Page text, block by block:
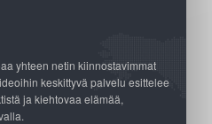
yhteen netin kiinnostavimmat
keskittyvä palvelu esittelee
ja kiehtovaa elämää,